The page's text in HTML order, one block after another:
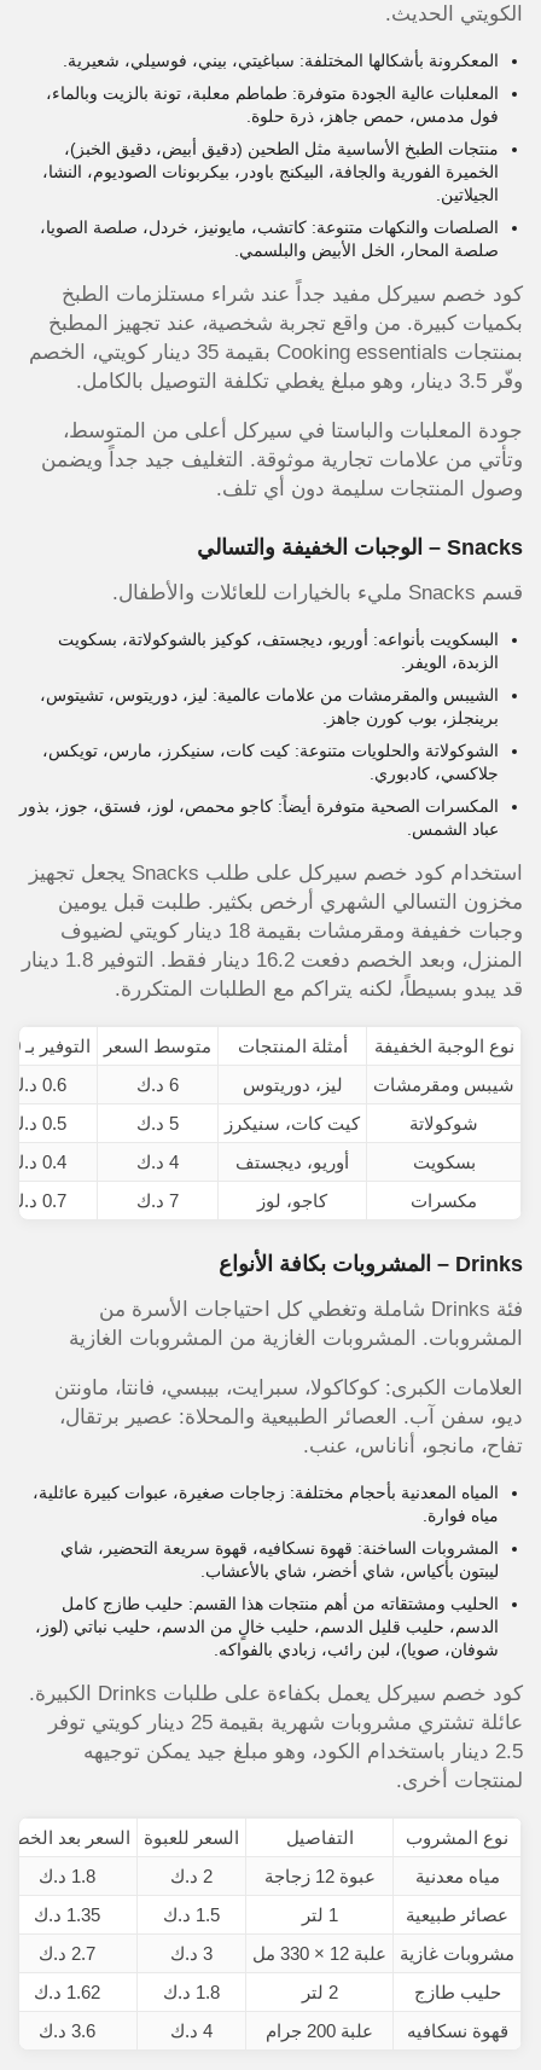
الكويتي الحديث.
المعكرونة بأشكالها المختلفة: سباغيتي، بيني، فوسيلي، شعيرية.
المعلبات عالية الجودة متوفرة: طماطم معلبة، تونة بالزيت وبالماء،
فول مدمس، حمص جاهز، ذرة حلوة.
منتجات الطبخ الأساسية مثل الطحين (دقيق أبيض، دقيق الخبز)،
الخميرة الفورية والجافة، البيكنج باودر، بيكربونات الصوديوم، النشا،
الجيلاتين.
الصلصات والنكهات متنوعة: كاتشب، مايونيز، خردل، صلصة الصويا،
صلصة المحار، الخل الأبيض والبلسمي.
كود خصم سيركل مفيد جداً عند شراء مستلزمات الطبخ
بكميات كبيرة. من واقع تجربة شخصية، عند تجهيز المطبخ
بمنتجات Cooking essentials بقيمة 35 دينار كويتي، الخصم
وفّر 3.5 دينار، وهو مبلغ يغطي تكلفة التوصيل بالكامل.
جودة المعلبات والباستا في سيركل أعلى من المتوسط،
وتأتي من علامات تجارية موثوقة. التغليف جيد جداً ويضمن
وصول المنتجات سليمة دون أي تلف.
Snacks – الوجبات الخفيفة والتسالي
قسم Snacks مليء بالخيارات للعائلات والأطفال.
البسكويت بأنواعه: أوريو، ديجستف، كوكيز بالشوكولاتة، بسكويت
الزبدة، الويفر.
الشيبس والمقرمشات من علامات عالمية: ليز، دوريتوس، تشيتوس،
برينجلز، بوب كورن جاهز.
الشوكولاتة والحلويات متنوعة: كيت كات، سنيكرز، مارس، تويكس،
جلاكسي، كادبوري.
المكسرات الصحية متوفرة أيضاً: كاجو محمص، لوز، فستق، جوز، بذور
عباد الشمس.
استخدام كود خصم سيركل على طلب Snacks يجعل تجهيز
مخزون التسالي الشهري أرخص بكثير. طلبت قبل يومين
وجبات خفيفة ومقرمشات بقيمة 18 دينار كويتي لضيوف
المنزل، وبعد الخصم دفعت 16.2 دينار فقط. التوفير 1.8 دينار
قد يبدو بسيطاً، لكنه يتراكم مع الطلبات المتكررة.
نوع الوجبة الخفيفة أمثلة المنتجات متوسط السعر
التوفير بـ 10%
شيبس ومقرمشات
ليز، دوريتوس 6 د.ك
0.6 د.ك
شوكولاتة
كيت كات، سنيكرز 5 د.ك
0.5 د.ك
بسكويت
أوريو، ديجستف 4 د.ك
0.4 د.ك
مكسرات
كاجو، لوز 7 د.ك 0.7 د.ك
Drinks – المشروبات بكافة الأنواع
فئة Drinks شاملة وتغطي كل احتياجات الأسرة من
المشروبات. المشروبات الغازية من المشروبات الغازية
العلامات الكبرى: كوكاكولا، سبرايت، بيبسي، فانتا، ماونتن
ديو، سفن آب. العصائر الطبيعية والمحلاة: عصير برتقال،
تفاح، مانجو، أناناس، عنب.
المياه المعدنية بأحجام مختلفة: زجاجات صغيرة، عبوات كبيرة عائلية،
مياه فوارة.
المشروبات الساخنة: قهوة نسكافيه، قهوة سريعة التحضير، شاي
ليبتون بأكياس، شاي أخضر، شاي بالأعشاب.
الحليب ومشتقاته من أهم منتجات هذا القسم: حليب طازج كامل
الدسم، حليب قليل الدسم، حليب خالٍ من الدسم، حليب نباتي (لوز،
شوفان، صويا)، لبن رائب، زبادي بالفواكه.
كود خصم سيركل يعمل بكفاءة على طلبات Drinks الكبيرة.
عائلة تشتري مشروبات شهرية بقيمة 25 دينار كويتي توفر
2.5 دينار باستخدام الكود، وهو مبلغ جيد يمكن توجيهه
لمنتجات أخرى.
نوع المشروب التفاصيل السعر للعبوة
السعر بعد الخصم
مياه معدنية
عبوة 12 زجاجة 2 د.ك
1.8 د.ك
عصائر طبيعية
1 لتر 1.5 د.ك
1.35 د.ك
مشروبات غازية
علبة 12 × 330 مل 3 د.ك
2.7 د.ك
حليب طازج
2 لتر 1.8 د.ك
1.62 د.ك
قهوة نسكافيه
علبة 200 جرام 4 د.ك 3.6 د.ك